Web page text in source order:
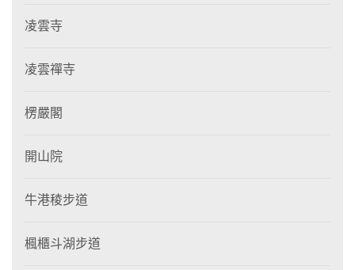
凌雲寺
凌雲禪寺
楞嚴閣
開山院
牛港稜步道
楓櫃斗湖步道